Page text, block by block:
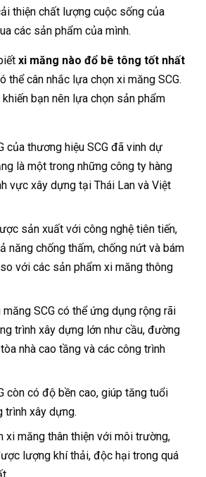
thiện chất lượng cuộc sống của
các sản phẩm của mình.
xi măng nào đổ bê tông tốt nhất
thể cân nhắc lựa chọn xi măng SCG.
bạn nên lựa chọn sản phẩm
của thương hiệu SCG đã vinh dự
là một trong những công ty hàng
vực xây dựng tại Thái Lan và Việt
sản xuất với công nghệ tiên tiến,
năng chống thấm, chống nứt và bám
với các sản phẩm xi măng thông
SCG có thể ứng dụng rộng rãi
trình xây dựng lớn như cầu, đường
nhà cao tầng và các công trình
còn có độ bền cao, giúp tăng tuổi
trình xây dựng.
xi măng thân thiện với môi trường,
lượng khí thải, độc hại trong quá